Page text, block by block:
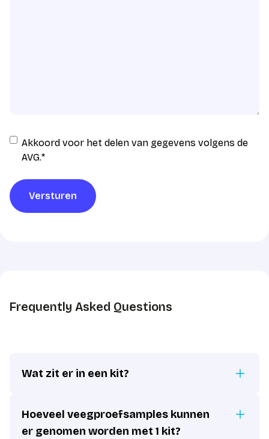
Instemming
AVG
Akkoord voor het delen van gegevens volgens de
AVG.*
Versturen
Frequently Asked Questions
Wat zit er in een kit?
Hoeveel veegproefsamples kunnen
er genomen worden met 1 kit?